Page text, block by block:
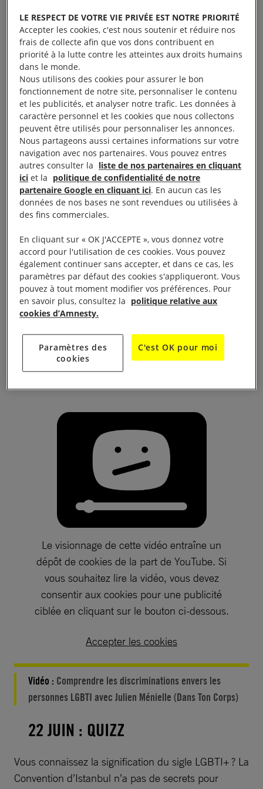
D’où viennent les Marches des fiertés ? Pourquoi
sont-elles encore pertinentes aujourd’hui, plus
spécialement après le confinement ? Comment
peut-on se mobiliser pendant toute cette semaine
? Réécoutez notre podcast créé en 2020 à
l’occasion des 50 ans des Marches des
fiertés. Sebastien Tüller, Responsable des
droits LGBTI+ à Amnesty International France,
Omar Didi, président du MAG jeunes LGBTI, et
Estelle Teurquetil, coordinatrice des actions
militantes à Amnesty International
France,répondent à toutes vos questions.
Le visionnage de cette vidéo entraîne un
dépôt de cookies de la part de YouTube. Si
vous souhaitez lire la vidéo, vous devez
consentir aux cookies pour une publicité
ciblée en cliquant sur le bouton ci-dessous.
Accepter les cookies
Vidéo : Comprendre les discriminations envers les
personnes LGBTI avec Julien Ménielle (Dans Ton Corps)
22 JUIN : QUIZZ
Vous connaissez la signification du sigle LGBTI+ ? La
Convention d’Istanbul n’a pas de secrets pour
LE RESPECT DE VOTRE VIE PRIVÉE EST NOTRE PRIORITÉ
Accepter les cookies, c'est nous soutenir et réduire nos
frais de collecte afin que vos dons contribuent en
priorité à la lutte contre les atteintes aux droits humains
dans le monde.
Nous utilisons des cookies pour assurer le bon
fonctionnement de notre site, personnaliser le contenu
et les publicités, et analyser notre trafic. Les données à
caractère personnel et les cookies que nous collectons
peuvent être utilisés pour personnaliser les annonces.
Nous partageons aussi certaines informations sur votre
navigation avec nos partenaires. Vous pouvez entres
autres consulter la liste de nos partenaires en cliquant
ici et la politique de confidentialité de notre
partenaire Google en cliquant ici. En aucun cas les
données de nos bases ne sont revendues ou utilisées à
des fins commerciales.
En cliquant sur « OK J'ACCEPTE », vous donnez votre
accord pour l'utilisation de ces cookies. Vous pouvez
également continuer sans accepter, et dans ce cas, les
paramètres par défaut des cookies s'appliqueront. Vous
pouvez à tout moment modifier vos préférences. Pour
en savoir plus, consultez la politique relative aux
cookies d’Amnesty.
Paramètres des
cookies
C'est OK pour moi